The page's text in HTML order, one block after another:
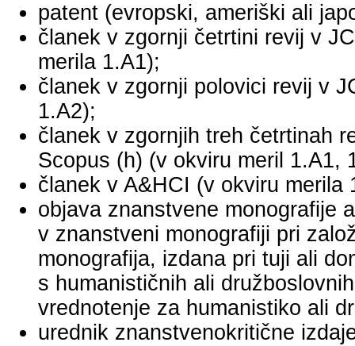
patent (evropski, ameriški ali
članek v zgornji četrtini revij v
merila 1.A1);
članek v zgornji polovici revij v
1.A2);
članek v zgornjih treh četrtinah
Scopus (h) (v okviru meril 1.A1,
članek v A&HCI (v okviru merila
objava znanstvene monografije
v znanstveni monografiji pri
monografija, izdana pri tuji ali
s humanističnih ali
vrednotenje za humanistiko ali
urednik znanstvenokritične